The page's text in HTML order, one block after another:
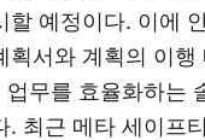
할 예정이다. 이에
획서와 계획의 이행
무를 효율화하는
. 최근 메타 세이프